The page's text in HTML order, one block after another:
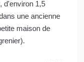
d'environ 1,5
une ancienne
maison de